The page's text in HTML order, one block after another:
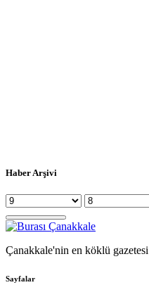
Haber Arşivi
Çanakkale'nin en köklü gazetesi
Sayfalar